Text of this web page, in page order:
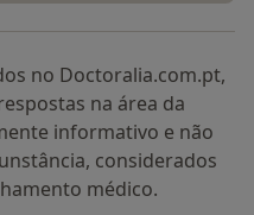
no Doctoralia.com.pt,
na área da
informativo e não
considerados
médico.